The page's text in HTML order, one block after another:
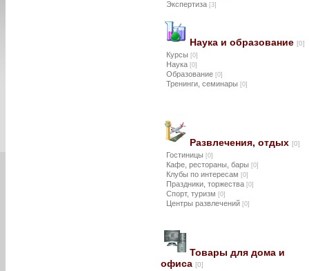
Экспертиза [3]
Наука и образование [0]
Курсы [0]
Наука [0]
Образование [0]
Тренинги, семинары [0]
Развлечения, отдых [0]
Гостиницы [0]
Кафе, рестораны, бары [0]
Клубы по интересам [0]
Праздники, торжества [0]
Спорт, туризм [0]
Центры развлечений [0]
Товары для дома и
офиса [0]